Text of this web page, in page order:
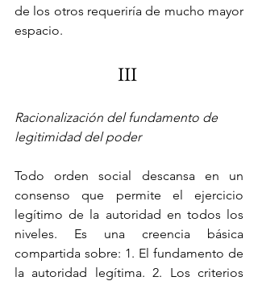
de los otros requeriría de mucho mayor
espacio.
III
Racionalización del fundamento de
legitimidad del poder
Todo orden social descansa en un
consenso que permite el ejercicio
legítimo de la autoridad en todos los
niveles. Es una creencia básica
compartida sobre: 1. El fundamento de
la autoridad legítima. 2. Los criterios